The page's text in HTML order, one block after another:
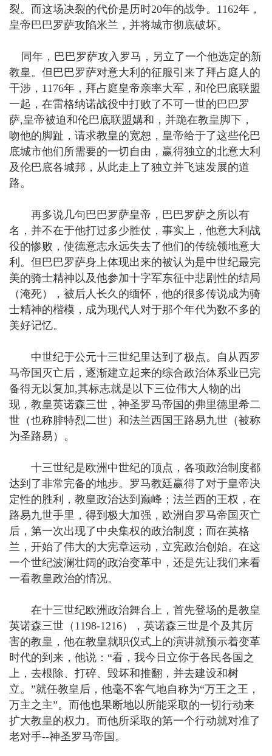
裂。而这场决裂的代价是历时20年的战争。1162年，
皇帝巴巴罗萨攻陷米兰，并将城市彻底破坏。
同年，巴巴罗萨攻入罗马，另立了一个他选定的新
教皇。但巴巴罗萨对意大利的征服引来了拜占庭人的
干涉，1176年，拜占庭皇帝亲率大军，和伦巴底联盟
一起，在雷格纳诺战役中打败了不可一世的巴巴罗
萨,皇帝被迫和伦巴底联盟媾和，并跪在教皇脚下，
吻他的脚趾，请求教皇的宽恕，皇帝给于了这些伦巴
底城市他们所需要的一切自由，赢得独立的北意大利
及伦巴底各城邦，从此走上了独立并飞速发展的道
路。
再多说几句巴巴罗萨皇帝，巴巴罗萨之所以有
名，并不在于他打过多少胜仗，事实上，他意大利战
役的惨败，使德意志永远失去了他们的传统领地意大
利。但巴巴罗萨身上体现出来的被认为是中世纪最完
美的骑士精神以及他参加十字军东征中悲剧性的结局
（淹死），被后人长久的缅怀，他的很多传说成为骑
士精神的楷模，成为现代人对于那个年代为数不多的
美好记忆。
中世纪于公元十三世纪里达到了极点。自从西罗
马帝国灭亡后，逐渐建立起来的综合政治体系业已完
备得无以复加,其标志就是以下三位伟大人物的出
现，教皇英诺森三世，神圣罗马帝国的弗里德里希二
世（也称腓特烈二世）和法兰西国王路易九世（被称
为圣路易）。
十三世纪是欧洲中世纪的顶点，各项政治制度都
达到了非常完备的地步。罗马教廷赢得了对于皇帝决
定性的胜利，教皇政治达到巅峰；法兰西的王权，在
路易九世手里，得到极大加强，欧洲自罗马帝国灭亡
后，第一次出现了中央集权的政治制度；而在英格
兰，开始了伟大的大宪章运动，立宪政治创始。在这
一个世纪波澜壮阔的政治变革中，还是先让我们来看
一看教皇政治的情况。
在十三世纪欧洲政治舞台上，首先登场的是教皇
英诺森三世（1198-1216），英诺森三世是个及其厉
害的教皇，他在教皇就职仪式上的演讲就预示着变革
时代的到来，他说：“看，我今日立你于各民各国之
上，去根除、打碎、毁坏和推翻，并去建设和树
立。”就任教皇后，他毫不客气地自称为“万王之王，
万主之主”。而他也果断地以所能采取的一切行动来
扩大教皇的权力。而他所采取的第一个行动就对准了
老对手--神圣罗马帝国。